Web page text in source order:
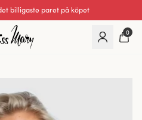
billigaste paret på köpet
av 5 0